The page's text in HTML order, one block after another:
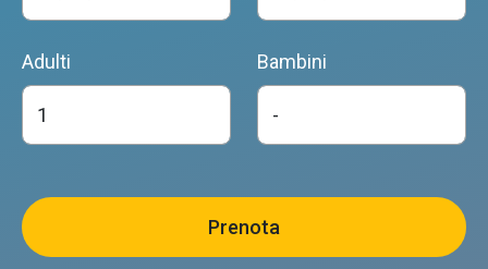
Adulti Bambini